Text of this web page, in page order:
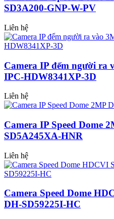
SD3A200-GNP-W-PV
Liên hệ
Camera IP đếm người ra
IPC-HDW8341XP-3D
Liên hệ
Camera IP Speed Dome
SD5A245XA-HNR
Liên hệ
Camera Speed Dome
DH-SD59225I-HC